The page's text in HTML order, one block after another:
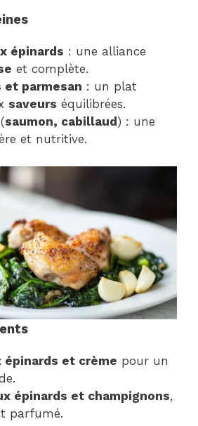
épinards : une alliance
et complète.
et parmesan : un plat
saveurs équilibrées.
(saumon, cabillaud ) : une
et nutritive.
épinards et crème pour un
épinards et champignons,
parfumé.